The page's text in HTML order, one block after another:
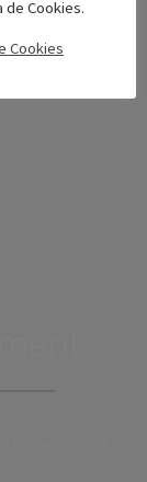
de Cookies.
Cookies